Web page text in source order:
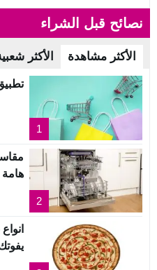
نصائح قبل الشراء
الأكثر مشاهدة الأكثر
1
2
هامة